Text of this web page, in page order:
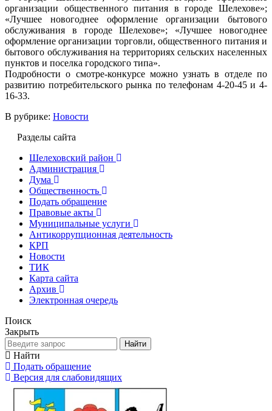
организации общественного питания в городе Шелехове»;
«Лучшее новогоднее оформление организации бытового
обслуживания в городе Шелехове»; «Лучшее новогоднее
оформление организации торговли, общественного питания и
бытового обслуживания на территориях сельских населенных
пунктов и поселка городского типа».
Подробности о смотре-конкурсе можно узнать в отделе по
развитию потребительского рынка по телефонам 4-20-45 и 4-
16-33.
В рубрике: Новости
Разделы сайта
Шелеховский район
Администрация
Дума
Общественность
Подать обращение
Правовые акты
Муниципальные услуги
Антикоррупционная деятельность
КРП
Новости
ТИК
Карта сайта
Архив
Электронная очередь
Поиск
Закрыть
Найти
Найти
Подать обращение
Версия для слабовидящих